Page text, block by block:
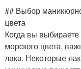
## Выбор
цвета
Когда вы
морского цвета,
лака. Некоторые